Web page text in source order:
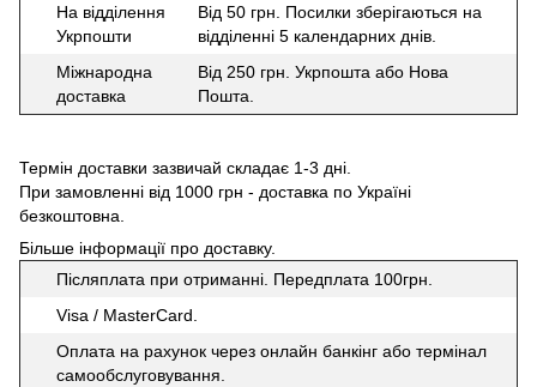
На відділення
Укрпошти
Від 50 грн. Посилки зберігаються на
відділенні 5 календарних днів.
Міжнародна
доставка
Від 250 грн. Укрпошта або Нова
Пошта.
Термін доставки зазвичай складає 1-3 дні.
При замовленні від 1000 грн - доставка по Україні
безкоштовна.
Більше інформації про доставку.
Післяплата при отриманні. Передплата 100грн.
Visa / MasterCard.
Оплата на рахунок через онлайн банкінг або термінал
самообслуговування.